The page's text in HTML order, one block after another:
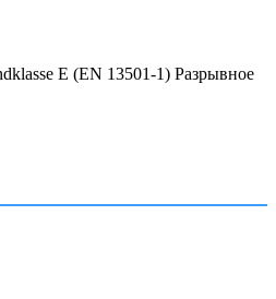
E (EN 13501-1) Разрывное